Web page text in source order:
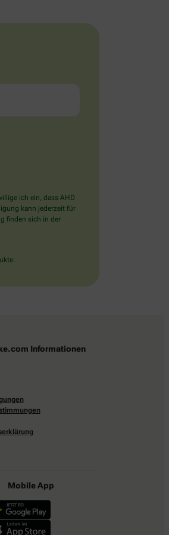
ich ein, dass AHD
kann jederzeit für
finden sich in der
Informationen
Mobile App